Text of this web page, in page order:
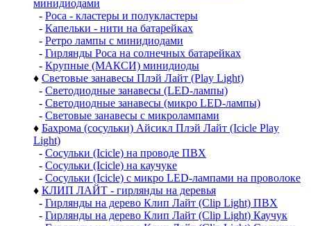
минидиодами
- Роса - кластеры и полукластеры
- Капельки - нити на батарейках
- Ретро лампы с минидиодами
- Гирлянды Роса на солнечных батарейках
- Крупные (МАКСИ) минидиоды
♦ Световые занавесы Плэй Лайт (Play Light)
- Светодиодные занавесы (LED-лампы)
- Светодиодные занавесы (микро LED-лампы)
- Световые занавесы с микролампами
♦ Бахрома (сосульки) Айсикл Плэй Лайт (Icicle Play
Light)
- Сосульки (Icicle) на проводе ПВХ
- Сосульки (Icicle) на каучуке
- Сосульки (Icicle) с микро LED-лампами на проволоке
♦ КЛИП ЛАЙТ - гирлянды на деревья
- Гирлянды на дерево Клип Лайт (Clip Light) ПВХ
- Гирлянды на дерево Клип Лайт (Clip Light) Каучук